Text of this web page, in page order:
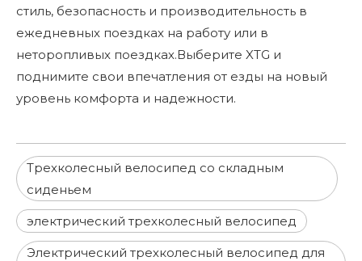
стиль, безопасность и производительность в
ежедневных поездках на работу или в
неторопливых поездках.Выберите XTG и
поднимите свои впечатления от езды на новый
уровень комфорта и надежности.
Трехколесный велосипед со складным
сиденьем
электрический трехколесный велосипед
Электрический трехколесный велосипед для